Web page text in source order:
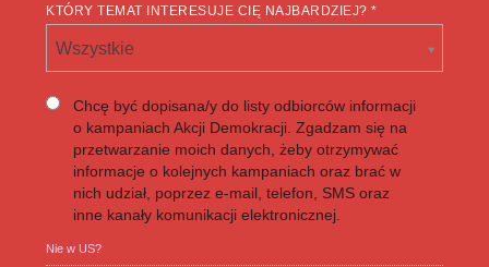
KTÓRY TEMAT INTERESUJE CIĘ NAJBARDZIEJ? *
Wszystkie
Chcę być dopisana/y do listy odbiorców informacji
o kampaniach Akcji Demokracji. Zgadzam się na
przetwarzanie moich danych, żeby otrzymywać
informacje o kolejnych kampaniach oraz brać w
nich udział, poprzez e-mail, telefon, SMS oraz
inne kanały komunikacji elektronicznej.
Nie wUS?